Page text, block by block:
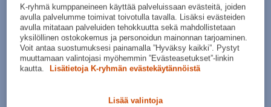
Pitkähihaiset paidat,Vapaa-aika - Paidat,Miesten vaatteet, Vapaa-
aika - Vapaa-ajan vaatteet,Vapaa-aika,Whistler
Väri:Tummanharmaa(W243248)
Tumman
harmaa
Valitse koko:
K-ryhmä kumppaneineen käyttää palveluissaan evästeitä, joiden
avulla palvelumme toimivat toivotulla tavalla. Lisäksi evästeiden
avulla mitataan palveluiden tehokkuutta sekä mahdollistetaan
yksilöllinen ostokokemus ja personoidun mainonnan tarjoaminen.
Voit antaa suostumuksesi painamalla ”Hyväksy kaikki”. Pystyt
muuttamaan valintojasi myöhemmin ”Evästeasetukset”-linkin
kautta.
Lisätietoja K-ryhmän evästekäytännöistä
Lisää valintoja